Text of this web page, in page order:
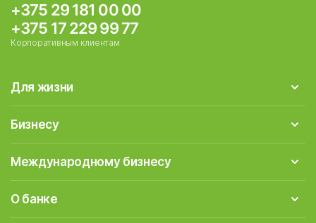
+375 29 181 00 00
+375 17 229 99 77
Корпоративным клиентам
Для жизни
Бизнесу
Международному бизнесу
О банке